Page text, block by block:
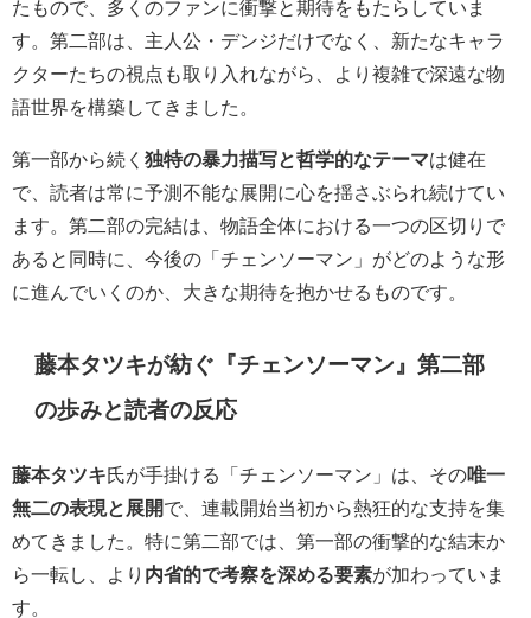
たもので、多くのファンに衝撃と期待をもたらしていま
す。第二部は、主人公・デンジだけでなく、新たなキャラ
クターたちの視点も取り入れながら、より複雑で深遠な物
語世界を構築してきました。
第一部から続く 独特の暴力描写と哲学的なテーマは健在
で、読者は常に予測不能な展開に心を揺さぶられ続けてい
ます。第二部の完結は、物語全体における一つの区切りで
あると同時に、今後の「チェンソーマン」がどのような形
に進んでいくのか、大きな期待を抱かせるものです。
藤本タツキが紡ぐ『チェンソーマン』第二部
の歩みと読者の反応
藤本タツキ氏が手掛ける「チェンソーマン」は、その唯一
無二の表現と展開で、連載開始当初から熱狂的な支持を集
めてきました。特に第二部では、第一部の衝撃的な結末か
ら一転し、より 内省的で考察を深める要素が加わっていま
す。